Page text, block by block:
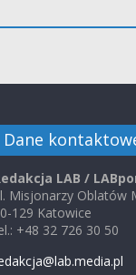
Dane
LAB /
Misjonarzy Oblatów
129 Katowice
+48 32 726 30 50